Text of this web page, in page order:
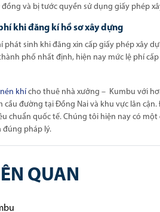
đồng và bị tước quyền sử dụng giấy phép
khi đăng kí hồ sơ xây dựng
phát sinh khi đăng xin cấp giấy phép xây
phố nhất định, hiện nay mức lệ phí
khí cho thuê nhà xưởng – Kumbu với
cầu đường tại Đồng Nai và khu vực lân
chuẩn quốc tế. Chúng tôi hiện nay có
đúng pháp lý.
QUAN